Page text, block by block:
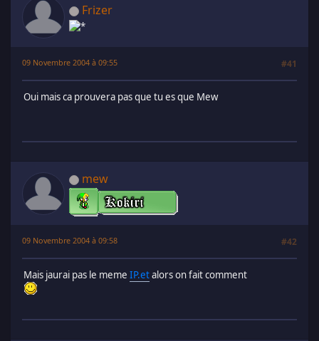
Frizer
09 Novembre 2004 à 09:55 #41
Oui mais ca prouvera pas que tu es que Mew
mew
09 Novembre 2004 à 09:58 #42
Mais jaurai pas le meme IP.etalors on fait comment